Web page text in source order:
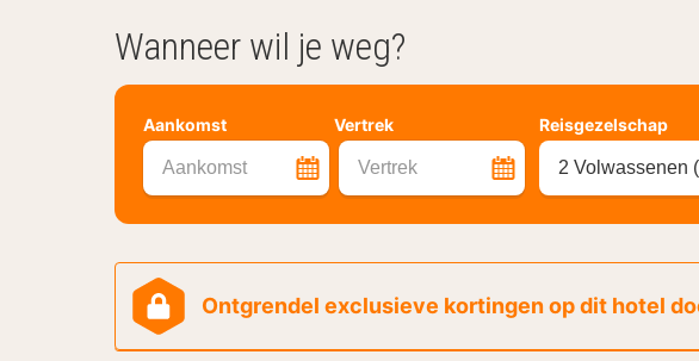
Wanneer wil je weg?
Aankomst Vertrek
Aankomst Vertrek
Reisgezelschap
2 Volwassenen
Ontgrendel exclusieve kortingen op dit hotel